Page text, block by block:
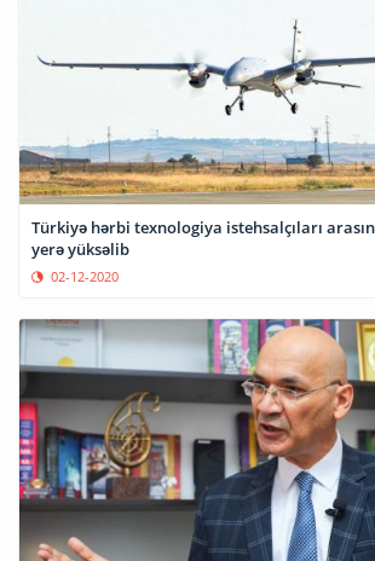
Türkiyə hərbi texnologiya istehsalçıları
yerə yüksəlib
02-12-2020